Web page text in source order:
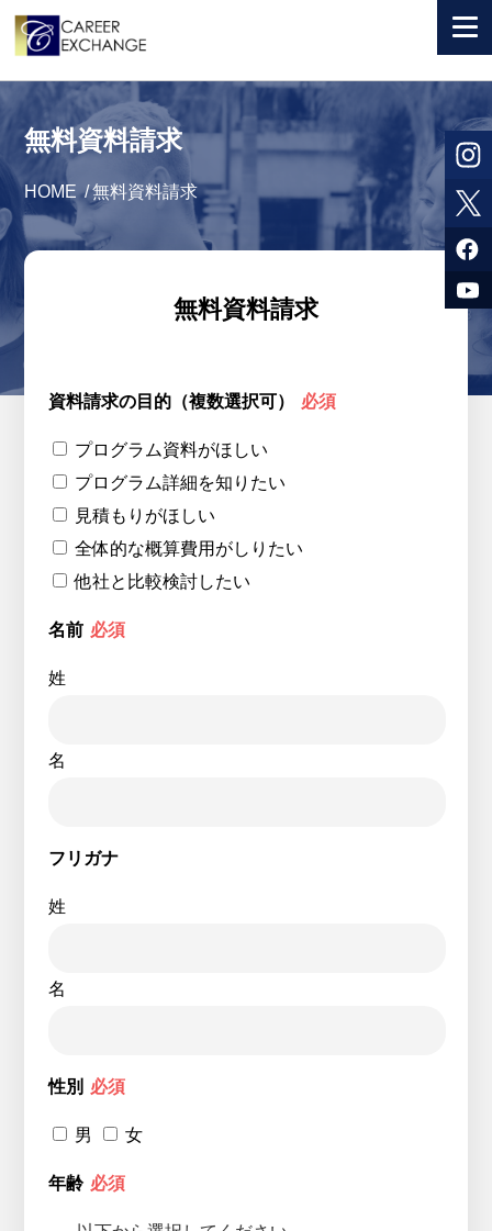
+ 国から選ぶ
+ 目的から選ぶ
求人検索
参加者体験談
+ 会社情報
カウンセラー募集
無料資料請求
HOME /無料資料請求
無料資料請求
資料請求の目的（複数選択可） 必須
プログラム資料がほしい
プログラム詳細を知りたい
見積もりがほしい
全体的な概算費用がしりたい
他社と比較検討したい
名前 必須
姓
名
フリガナ
姓
名
性別 必須
男 女
年齢 必須